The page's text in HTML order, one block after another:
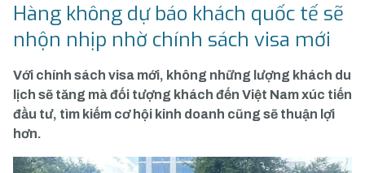
Hàng không dự báo khách quốc tế sẽ
nhộn nhịp nhờ chính sách visa mới
Với chính sách visa mới, không những lượng khách du
lịch sẽ tăng mà đối tượng khách đến Việt Nam xúc tiến
đầu tư, tìm kiếm cơ hội kinh doanh cũng sẽ thuận lợi
hơn.